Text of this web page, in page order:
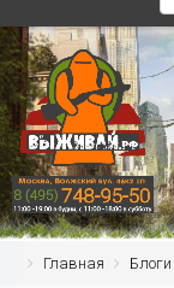
Главная Блоги